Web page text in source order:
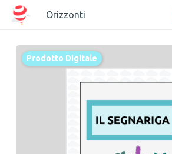
Orizzonti
Prodotto Digitale